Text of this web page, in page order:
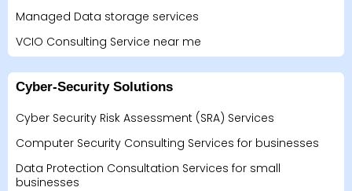
Managed Data storage services
VCIO Consulting Service near me
Cyber-Security Solutions
Cyber Security Risk Assessment (SRA) Services
Computer Security Consulting Services for businesses
Data Protection Consultation Services for small
businesses